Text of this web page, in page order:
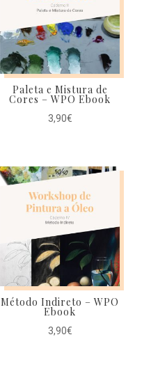
Paleta e Mistura de
Cores – WPO Ebook
3,90€
Método Indireto – WPO
Ebook
3,90€